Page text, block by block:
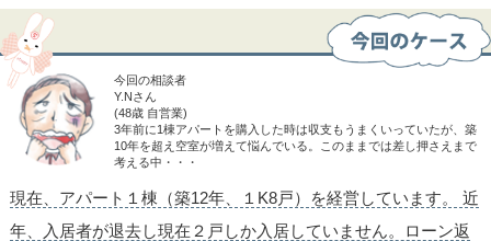
今回の相談者
Y.Nさん
(48歳 自営業)
3年前に1棟アパートを購入した時は収支もうまくいっていたが、築
10年を超え空室が増えて悩んでいる。このままでは差し押さえまで
考える中・・・
現在、アパート１棟（築12年、１K8戸）を経営しています。 近
年、入居者が退去し現在２戸しか入居していません。ローン返